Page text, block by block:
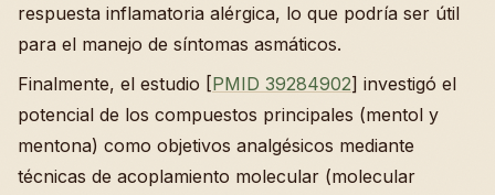
respuesta inflamatoria alérgica, lo que podría ser útil
para el manejo de síntomas asmáticos.
Finalmente, el estudio [PMID 39284902] investigó el
potencial de los compuestos principales (mentol y
mentona) como objetivos analgésicos mediante
técnicas de acoplamiento molecular (molecular